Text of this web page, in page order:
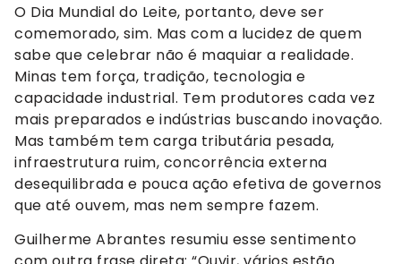
O Dia Mundial do Leite, portanto, deve ser
comemorado, sim. Mas com a lucidez de quem
sabe que celebrar não é maquiar a realidade.
Minas tem força, tradição, tecnologia e
capacidade industrial. Tem produtores cada vez
mais preparados e indústrias buscando inovação.
Mas também tem carga tributária pesada,
infraestrutura ruim, concorrência externa
desequilibrada e pouca ação efetiva de governos
que até ouvem, mas nem sempre fazem.
Guilherme Abrantes resumiu esse sentimento